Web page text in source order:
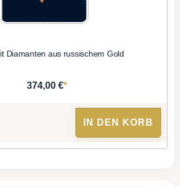
Diamanten aus russischem Gold
374,00 €*
IN DEN KORB